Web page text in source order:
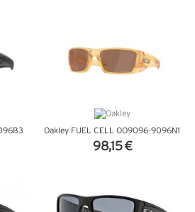
Oakley FUEL CELL OO9096-9096N1
98,15 €